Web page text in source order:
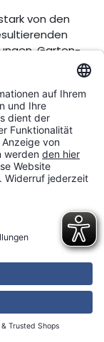
von den
Garten-
den ohnehin
Vergleich zum
Betten.de
zweistelligen
hat seine
Zeitraum
zu
alles für das
stärksten
den Garten
der
ausverkauft.
kann es in
beliebten
der